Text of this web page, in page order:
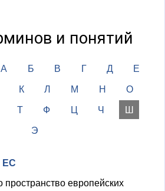
и понятий
А Б В Г Д
Е
К Л М Н
О
Т Ф Ц Ч
Ш
Э
ЕС
пространство европейских